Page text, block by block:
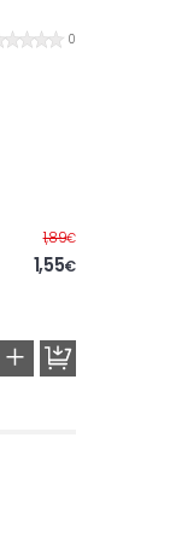
0
1,89€Before
1,55€
+